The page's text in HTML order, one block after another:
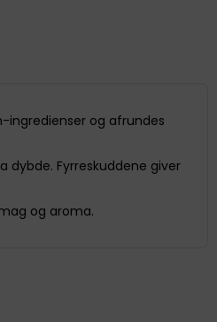
ingredienser og afrundes
Fyrreskuddene giver
og aroma.